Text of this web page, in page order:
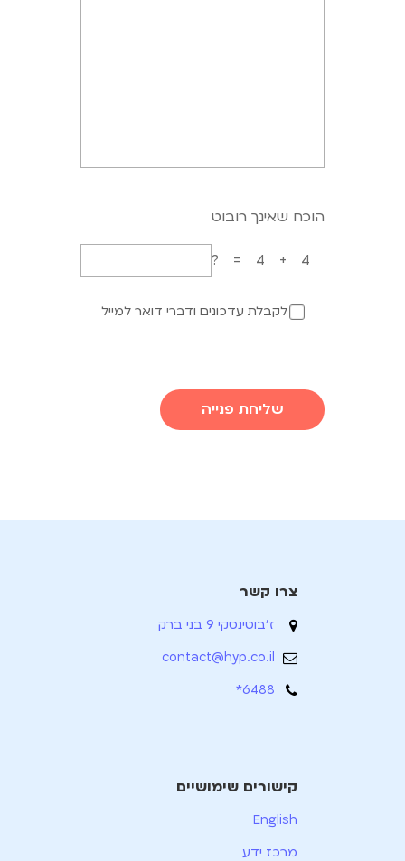
הוכח שאינך רובוט
4+4=?
לקבלת עדכונים ודברי דואר למייל
שליחת פנייה
צרו קשר
ז'בוטינסקי 9 בני ברק
contact@hyp.co.il
6488*
קישורים שימושיים
English
מרכז ידע